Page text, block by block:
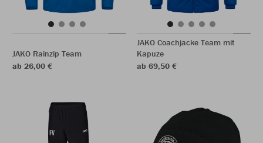
JAKO Rainzip Team
ab 26,00 €
JAKO Coachjacke Team mit
Kapuze
ab 69,50 €